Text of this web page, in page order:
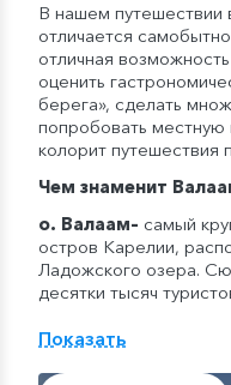
В нашем путешествии
отличается
отличная
оценить
берега», сделать
попробовать
колорит путешествия
Чем знаменит
о. Валаам– самый
остров Карелии,
Ладожского озера.
десятки тысяч
городского шума и
Показать